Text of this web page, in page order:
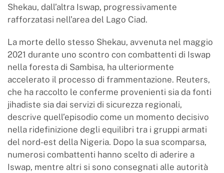
Shekau, dall’altra Iswap, progressivamente
rafforzatasi nell’area del Lago Ciad.
La morte dello stesso Shekau, avvenuta nel maggio
2021 durante uno scontro con combattenti di Iswap
nella foresta di Sambisa, ha ulteriormente
accelerato il processo di frammentazione. Reuters,
che ha raccolto le conferme provenienti sia da fonti
jihadiste sia dai servizi di sicurezza regionali,
descrive quell’episodio come un momento decisivo
nella ridefinizione degli equilibri tra i gruppi armati
del nord-est della Nigeria. Dopo la sua scomparsa,
numerosi combattenti hanno scelto di aderire a
Iswap, mentre altri si sono consegnati alle autorità